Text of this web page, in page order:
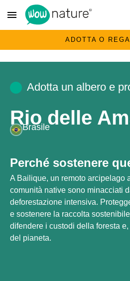
menu
ADOTTA O
Adotta un albero e
Rio delle
Brasile
Perché sostenere
A Bailique, un remoto arcipelago
comunità native sono minacciati
deforestazione intensiva.
e sostenere la raccolta
difendere i custodi della foresta
del pianeta.